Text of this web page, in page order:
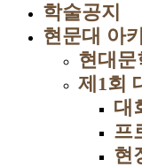
학술공지
현문대 아
현대문
제1회
대
프
현